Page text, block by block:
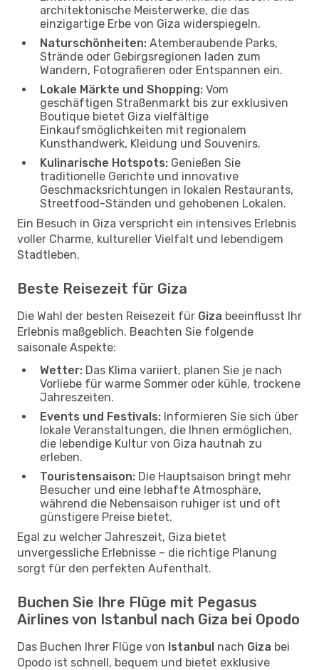
architektonische Meisterwerke, die das
einzigartige Erbe von Giza widerspiegeln.
Naturschönheiten: Atemberaubende Parks,
Strände oder Gebirgsregionen laden zum
Wandern, Fotografieren oder Entspannen ein.
Lokale Märkte und Shopping: Vom
geschäftigen Straßenmarkt bis zur exklusiven
Boutique bietet Giza vielfältige
Einkaufsmöglichkeiten mit regionalem
Kunsthandwerk, Kleidung und Souvenirs.
Kulinarische Hotspots: Genießen Sie
traditionelle Gerichte und innovative
Geschmacksrichtungen in lokalen Restaurants,
Streetfood-Ständen und gehobenen Lokalen.
Ein Besuch in Giza verspricht ein intensives Erlebnis
voller Charme, kultureller Vielfalt und lebendigem
Stadtleben.
Beste Reisezeit für Giza
Die Wahl der besten Reisezeit für Giza beeinflusst Ihr
Erlebnis maßgeblich. Beachten Sie folgende
saisonale Aspekte:
Wetter: Das Klima variiert, planen Sie je nach
Vorliebe für warme Sommer oder kühle, trockene
Jahreszeiten.
Events und Festivals: Informieren Sie sich über
lokale Veranstaltungen, die Ihnen ermöglichen,
die lebendige Kultur von Giza hautnah zu
erleben.
Touristensaison: Die Hauptsaison bringt mehr
Besucher und eine lebhafte Atmosphäre,
während die Nebensaison ruhiger ist und oft
günstigere Preise bietet.
Egal zu welcher Jahreszeit, Giza bietet
unvergessliche Erlebnisse – die richtige Planung
sorgt für den perfekten Aufenthalt.
Buchen Sie Ihre Flüge mit Pegasus
Airlines von Istanbul nach Giza bei Opodo
Das Buchen Ihrer Flüge von Istanbul nach Giza bei
Opodo ist schnell, bequem und bietet exklusive